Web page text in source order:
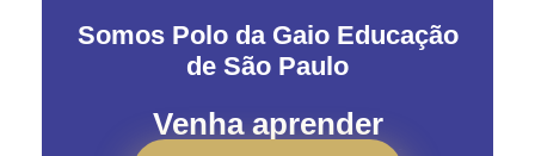
Somos Polo da Gaio Educação
de São Paulo
Venha aprender